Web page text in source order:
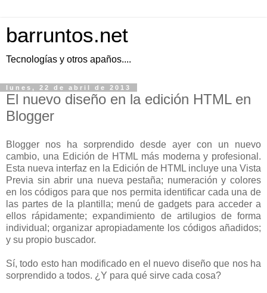
barruntos.net
Tecnologías y otros apaños....
lunes, 22 de abril de 2013
El nuevo diseño en la edición HTML en
Blogger
Blogger nos ha sorprendido desde ayer con un nuevo
cambio, una Edición de HTML más moderna y profesional.
Esta nueva interfaz en la Edición de HTML incluye una Vista
Previa sin abrir una nueva pestaña; numeración y colores
en los códigos para que nos permita identificar cada una de
las partes de la plantilla; menú de gadgets para acceder a
ellos rápidamente; expandimiento de artilugios de forma
individual; organizar apropiadamente los códigos añadidos;
y su propio buscador.
Sí, todo esto han modificado en el nuevo diseño que nos ha
sorprendido a todos. ¿Y para qué sirve cada cosa?